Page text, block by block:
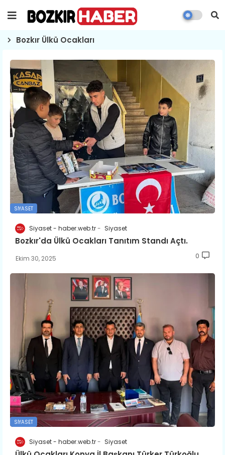
Bozkır Ülkü Ocakları
SIYASET
Siyaset - haber.web.tr Siyaset
Bozkır'da Ülkü Ocakları Tanıtım Standı Açtı.
Ekim 30, 2025 0
SIYASET
Siyaset - haber.web.tr Siyaset